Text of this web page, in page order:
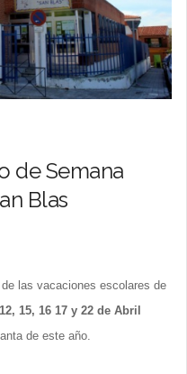
de Semana
Blas
las vacaciones escolares de
12, 15, 16 17 y 22 de Abril
de este año.